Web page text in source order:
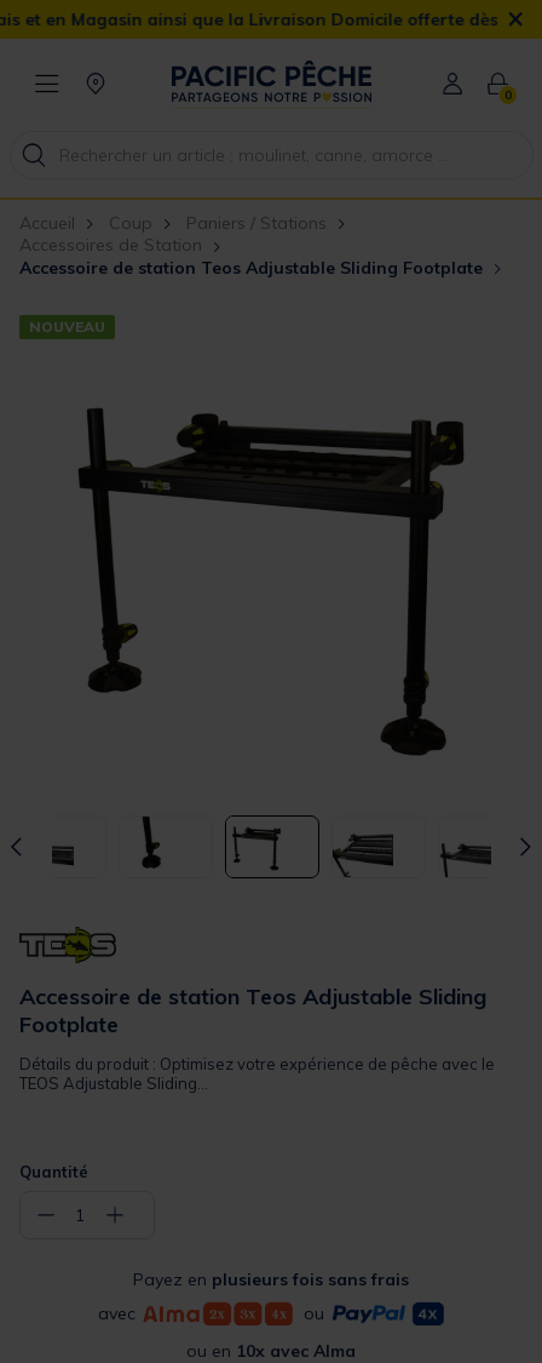
ainsi que la Livraison Domicile offerte dès 90€ ×
0
Accueil Coup
Paniers / Stations
Accessoires de Station
Accessoire de station Teos Adjustable Sliding Footplate
NOUVEAU
Accessoire de station Teos Adjustable Sliding
Footplate
Détails du produit : Optimisez votre expérience de pêche avec le
TEOS Adjustable Sliding...
Quantité
− 1 +
Payez en plusieurs fois sans frais
avec
ou
ou en 10x avec Alma